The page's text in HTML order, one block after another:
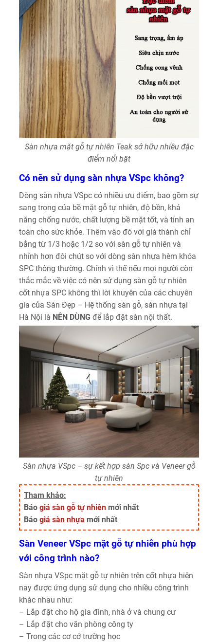
Sàn nhựa mặt gỗ tự nhiên Teak sở hữu nhiều đặc
điểm nổi bật
Có nên sử dụng sàn nhựa VSpc không?
Dòng sàn nhựa VSpc có nhiều ưu điểm, bao gồm sự
sang trọng của bề mặt gỗ tự nhiên, độ bền, khả
năng chống nước, chất lượng bề mặt tốt, và tính an
toàn cho sức khỏe. Thêm vào đó với giá thành chỉ
bằng từ 1/3 hoặc 1/2 so với sàn gỗ tự nhiên và
nhỉnh hơn đôi chút so với dòng sàn nhựa hèm khóa
SPC thông thường. Chính vì thế nếu mọi người còn
thắc mắc về việc có nên sử dụng sàn gỗ tự nhiên
cốt nhựa SPC không thì lời khuyên của các chuyên
gia của Sàn Đẹp – Hệ thống sàn gỗ, sàn nhựa tại
Hà Nội là NÊN DÙNG để lắp đặt sàn nội thất.
Sàn nhựa VSpc – sự kết hợp sàn Spc và Veneer gỗ
tự nhiên
Tham khảo:
Báo giá sàn gỗ tự nhiên mới nhất
Báo giá sàn nhựa mới nhất
Sàn Veneer VSpc mặt gỗ tự nhiên phù hợp
với công trình nào?
Sàn nhựa VSpc mặt gỗ tự nhiên trên cốt nhựa hiện
nay được ứng dụng sử dụng cho nhiều công trình
khác nhau như:
– Lắp đặt cho hộ gia đình, nhà ở và chung cư
– Lắp đặt cho văn phòng công ty
– Trong các cơ cở trường học